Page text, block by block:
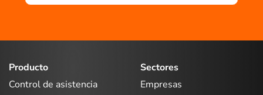
Producto
Control de asistencia
Sectores
Empresas